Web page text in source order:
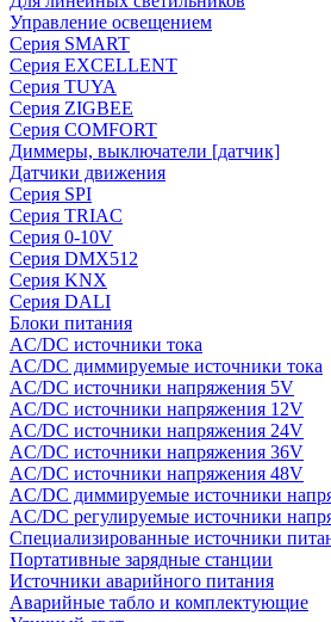
Управление освещением
Серия SMART
Серия EXCELLENT
Серия TUYA
Серия ZIGBEE
Серия COMFORT
Диммеры, выключатели [датчик]
Датчики движения
Серия SPI
Серия TRIAC
Серия 0-10V
Серия DMX512
Серия KNX
Серия DALI
Блоки питания
AC/DC источники тока
AC/DC диммируемые источники тока
AC/DC источники напряжения 5V
AC/DC источники напряжения 12V
AC/DC источники напряжения 24V
AC/DC источники напряжения 36V
AC/DC источники напряжения 48V
AC/DC диммируемые источники
AC/DC регулируемые источники
Специализированные источники
Портативные зарядные станции
Источники аварийного питания
Аварийные табло и комплектующие